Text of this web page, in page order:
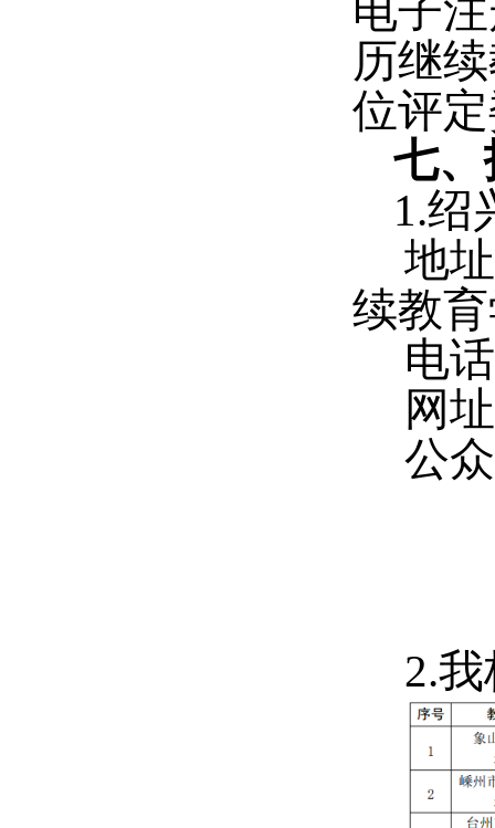
电子
历继
位评
七
1.绍
地
续教
电
网
公
2.我